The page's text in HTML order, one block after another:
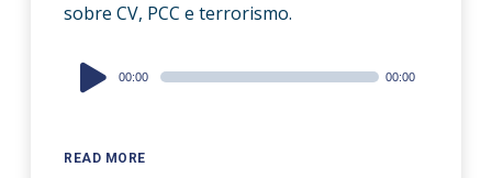
sobre CV, PCC e terrorismo.
READ MORE
Audio
Player
00:00 00:00